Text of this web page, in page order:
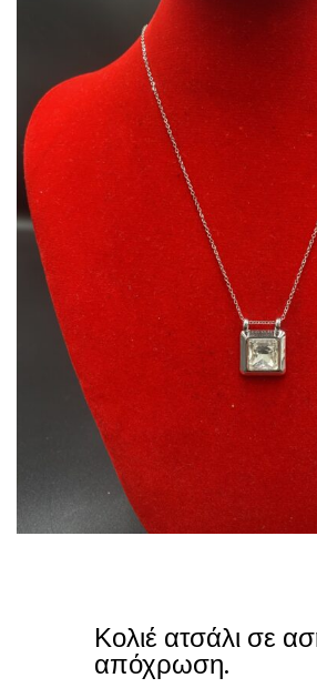
Κολιέ ατσάλι σε
απόχρωση.